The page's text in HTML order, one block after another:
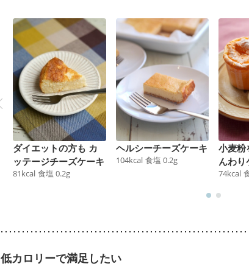
ダイエットの方も カ
ッテージチーズケーキ
81kcal 食塩 0.2g
ヘルシーチーズケーキ
104kcal 食塩 0.2g
小麦粉
んわり
74kcal
低カロリーで満足したい